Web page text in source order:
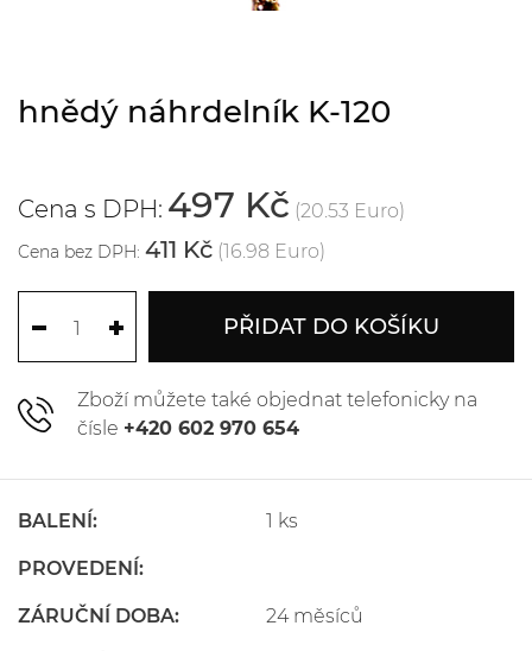
hnědý náhrdelník K-120
Cena s DPH: 497 Kč (20.53 Euro)
Cena bez DPH: 411 Kč (16.98 Euro)
PŘIDAT DO KOŠÍKU
Zboží můžete také objednat telefonicky na
čísle +420 602 970 654
BALENÍ: 1 ks
PROVEDENÍ:
ZÁRUČNÍ DOBA: 24 měsíců